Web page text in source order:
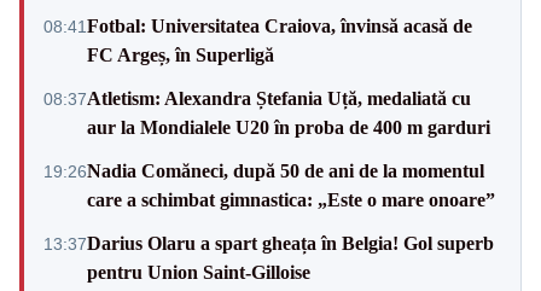
08:41Fotbal: Universitatea Craiova, învinsă acasă de
FC Argeș, în Superligă
08:37Atletism: Alexandra Ștefania Uță, medaliată cu
aur la Mondialele U20 în proba de 400 m garduri
19:26Nadia Comăneci, după 50 de ani de la momentul
care a schimbat gimnastica: „Este o mare onoare”
13:37Darius Olaru a spart gheața în Belgia! Gol superb
pentru Union Saint-Gilloise